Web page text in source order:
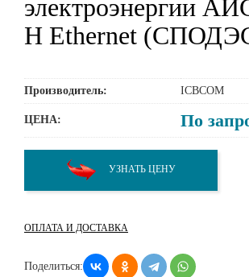
электроэнергии
H Ethernet
Производитель: ICBCOM
ЦЕНА: По
УЗНАТЬ ЦЕНУ
ОПЛАТА И ДОСТАВКА
Поделиться: